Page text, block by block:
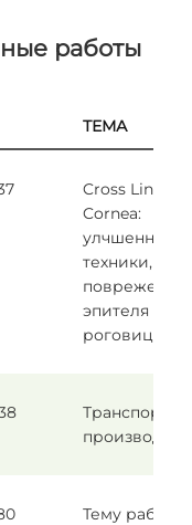
работы
ТЕМА
Cross Linking
Cornea:
улчшенные
техники, без
поврежения
эпителя
роговицы
Транспорт в
Тему работы